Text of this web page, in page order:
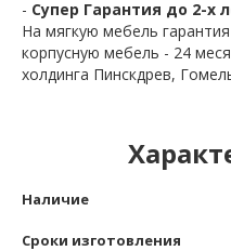
- Супер Гарантия до 2-х
На мягкую мебель
корпусную мебель - 24
холдинга Пинскдрев,
Наличие
Сроки изготовления